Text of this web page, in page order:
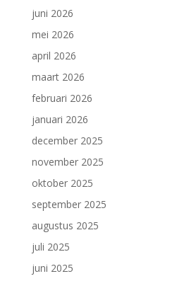
juni 2026
mei 2026
april 2026
maart 2026
februari 2026
januari 2026
december 2025
november 2025
oktober 2025
september 2025
augustus 2025
juli 2025
juni 2025